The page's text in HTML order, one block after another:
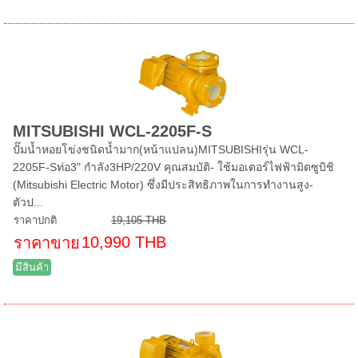
MITSUBISHI WCL-2205F-S
ปั๊มน้ำหอยโข่งชนิดน้ำมาก(หน้าแปลน)MITSUBISHIรุ่น WCL-
2205F-Sท่อ3" กำลัง3HP/220V คุณสมบัติ- ใช้มอเตอร์ไฟฟ้ามิตซูบิชิ
(Mitsubishi Electric Motor) ซึ่งมีประสิทธิภาพในการทำงานสูง-
ตัวป...
ราคาปกติ 19,105 THB
ราคาขาย 10,990 THB
มีสินค้า